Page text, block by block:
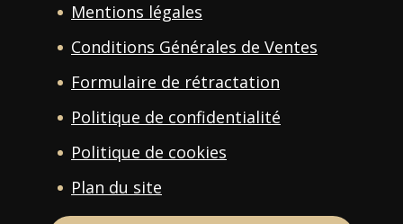
Mentions légales
Conditions Générales de Ventes
Formulaire de rétractation
Politique de confidentialité
Politique de cookies
Plan du site